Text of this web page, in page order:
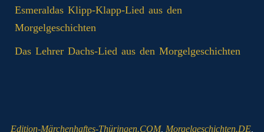
Esmeraldas Klipp‑Klapp‑Lied aus den
Morgelgeschichten
Das Lehrer Dachs-Lied aus den Morgelgeschichten
Edition-Märchenhaftes-Thüringen.COM, Morgelgeschichten.DE,